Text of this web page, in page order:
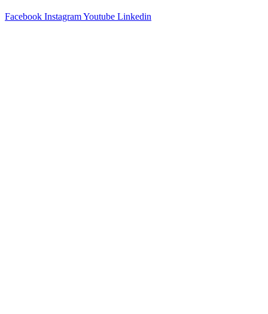
Facebook InstagramYoutube Linkedin